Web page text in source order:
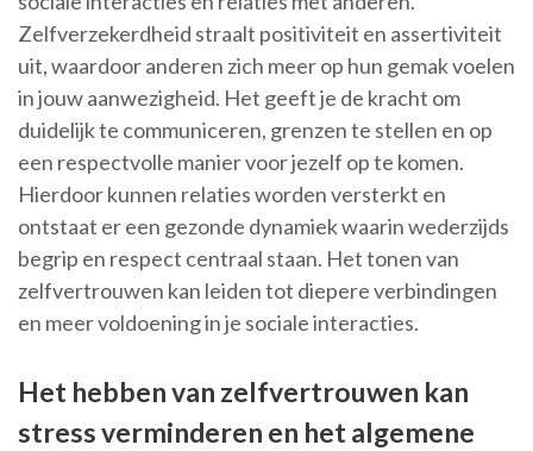
Zelfverzekerdheid straalt positiviteit en assertiviteit
uit, waardoor anderen zich meer op hun gemak voelen
in jouw aanwezigheid. Het geeft je de kracht om
duidelijk te communiceren, grenzen te stellen en op
een respectvolle manier voor jezelf op te komen.
Hierdoor kunnen relaties worden versterkt en
ontstaat er een gezonde dynamiek waarin wederzijds
begrip en respect centraal staan. Het tonen van
zelfvertrouwen kan leiden tot diepere verbindingen
en meer voldoening in je sociale interacties.
Het hebben van zelfvertrouwen kan
stress verminderen en het algemene